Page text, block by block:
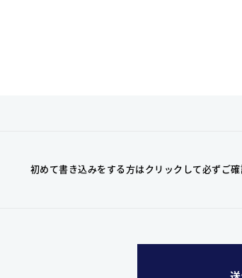
初めて書き込みをする方はクリックして必ずご